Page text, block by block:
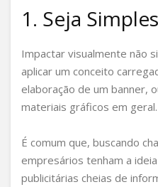
1. Seja Simples
Impactar visualmente não
aplicar um conceito
elaboração de um banner,
materiais gráficos em geral.
É comum que, buscando
empresários tenham a
publicitárias cheias de